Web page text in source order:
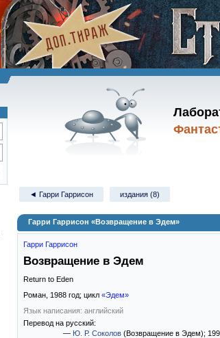
◄ Гарри Гаррисон издания (8)
Гарри Гаррисон «Возвращение в Эдем»
Гарри Гаррисон
Возвращение в Эдем
Return to Eden
Роман, 1988 год; цикл «Эдем»
Язык написания: английский
Перевод на русский:
— Ю. Р. Соколов (Возвращение в Эдем);